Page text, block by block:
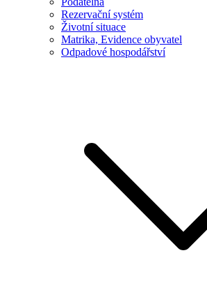
Rezervační systém
Životní situace
Matrika, Evidence obyvatel
Odpadové hospodářství